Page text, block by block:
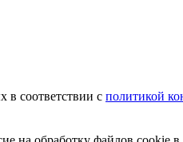
в соответствии с политикой